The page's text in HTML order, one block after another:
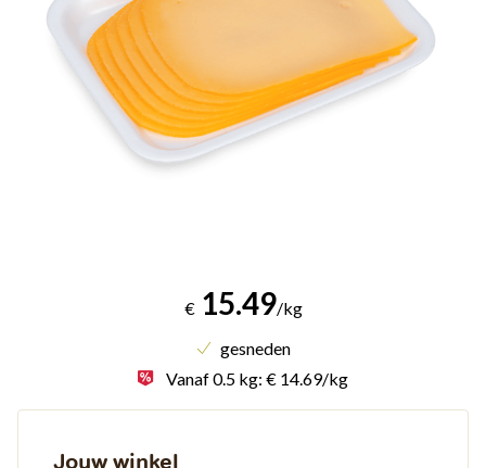
€15.49/kg
gesneden
Vanaf 0.5 kg: € 14.69/kg
Jouw winkel